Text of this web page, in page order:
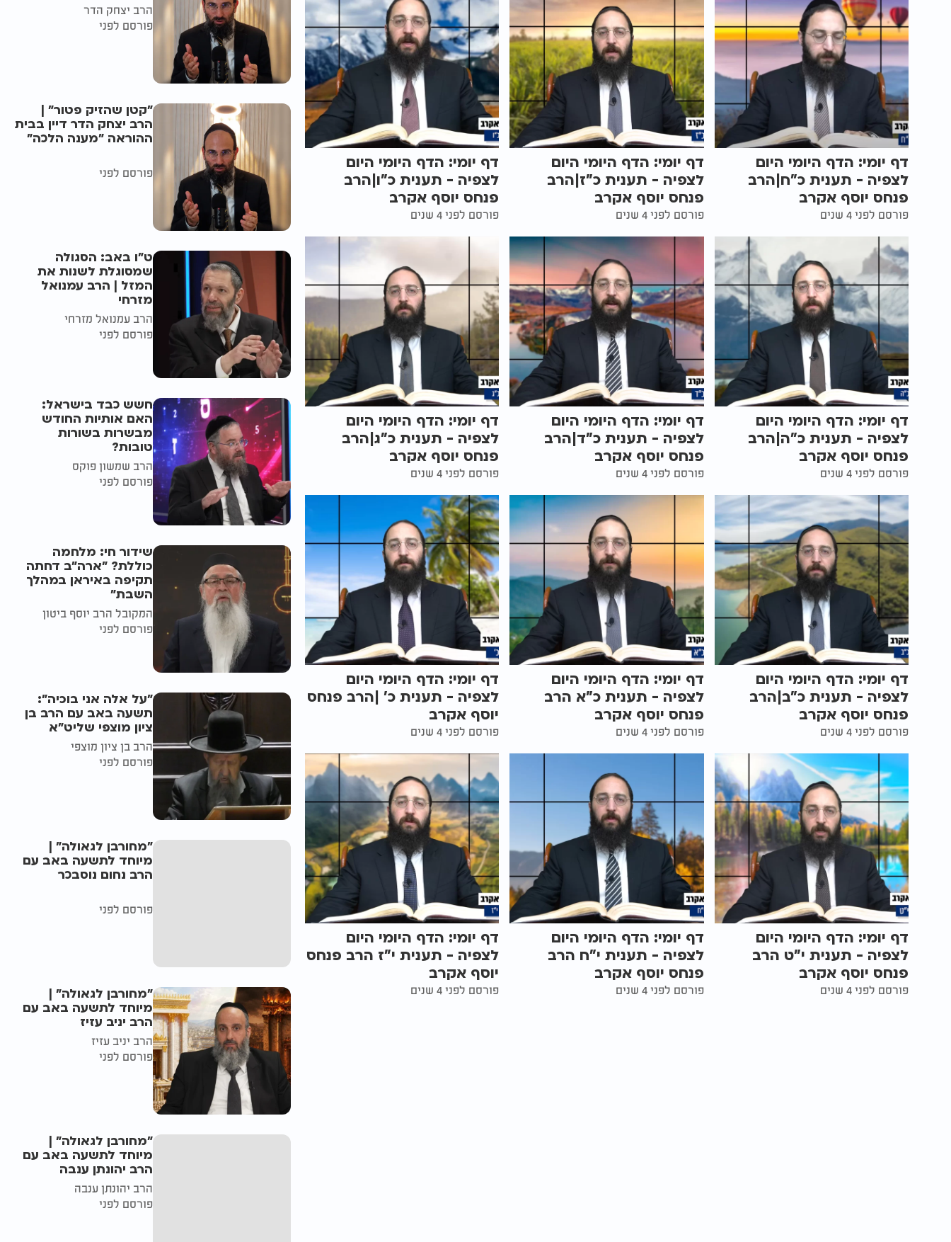
דף יומי: הדף היומי היום
לצפיה - תענית כ"ח|הרב
פנחס יוסף אקרב
פורסם לפני 4 שנים
דף יומי: הדף היומי היום
לצפיה - תענית כ"ז|הרב
פנחס יוסף אקרב
פורסם לפני 4 שנים
דף יומי: הדף היומי היום
לצפיה - תענית כ"ו|הרב
פנחס יוסף אקרב
פורסם לפני 4 שנים
דף יומי: הדף היומי היום
לצפיה - תענית כ"ה|הרב
פנחס יוסף אקרב
פורסם לפני 4 שנים
דף יומי: הדף היומי היום
לצפיה - תענית כ"ד|הרב
פנחס יוסף אקרב
פורסם לפני 4 שנים
דף יומי: הדף היומי היום
לצפיה - תענית כ"ג|הרב
פנחס יוסף אקרב
פורסם לפני 4 שנים
דף יומי: הדף היומי היום
לצפיה - תענית כ"ב|הרב
פנחס יוסף אקרב
פורסם לפני 4 שנים
דף יומי: הדף היומי היום
לצפיה - תענית כ"א הרב
פנחס יוסף אקרב
פורסם לפני 4 שנים
דף יומי: הדף היומי היום
לצפיה - תענית כ' |הרב פנחס
יוסף אקרב
פורסם לפני 4 שנים
דף יומי: הדף היומי היום
לצפיה - תענית י"ט הרב
פנחס יוסף אקרב
פורסם לפני 4 שנים
דף יומי: הדף היומי היום
לצפיה - תענית י"ח הרב
פנחס יוסף אקרב
פורסם לפני 4 שנים
דף יומי: הדף היומי היום
לצפיה - תענית י"ז הרב פנחס
יוסף אקרב
פורסם לפני 4 שנים
הרב יצחק הדר
פורסם לפני
"קטן שהזיק פטור" |
הרב יצחק הדר דיין בבית
ההוראה "מענה הלכה"
פורסם לפני
ט"ו באב: הסגולה
שמסוגלת לשנות את
המזל | הרב עמנואל
מזרחי
הרב עמנואל מזרחי
פורסם לפני
חשש כבד בישראל:
האם אותיות החודש
מבשרות בשורות
טובות?
הרב שמשון פוקס
פורסם לפני
שידור חי: מלחמה
כוללת? ״ארה"ב דחתה
תקיפה באיראן במהלך
השבת״
המקובל הרב יוסף ביטון
פורסם לפני
"על אלה אני בוכיה":
תשעה באב עם הרב בן
ציון מוצפי שליט"א
הרב בן ציון מוצפי
פורסם לפני
"מחורבן לגאולה" |
מיוחד לתשעה באב עם
הרב נחום נוסבכר
פורסם לפני
"מחורבן לגאולה" |
מיוחד לתשעה באב עם
הרב יניב עזיז
הרב יניב עזיז
פורסם לפני
"מחורבן לגאולה" |
מיוחד לתשעה באב עם
הרב יהונתן ענבה
הרב יהונתן ענבה
פורסם לפני